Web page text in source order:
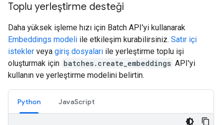
Toplu yerleştirme desteği
Daha yüksek işleme hızı için Batch API'yi kullanarak
Embeddings modeli ile etkileşim kurabilirsiniz. Satır içi
istekler veya giriş dosyaları ile yerleştirme toplu işi
oluşturmak için batches.create_embeddings API'yi
kullanın ve yerleştirme modelini belirtin.
Python JavaScript